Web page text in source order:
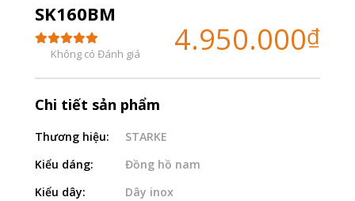
SK160BM
Không có Đánh giá 4.950.000₫
Chi tiết sản phẩm
Thương hiệu:
STARKE
Kiểu dáng:
Đồng hồ nam
Kiểu dây:
Dây inox